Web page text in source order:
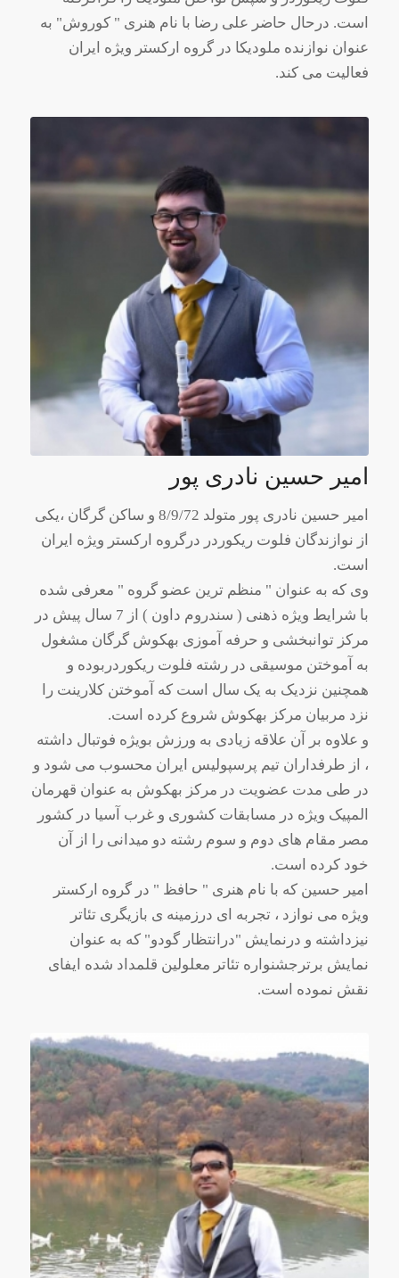
است. درحال حاضر علی رضا با نام هنری " کوروش" به
عنوان نوازنده ملودیکا در گروه ارکستر ویژه ایران
فعالیت می کند.
امیر حسین نادری پور
امیر حسین نادری پور متولد 8/9/72 و ساکن گرگان ،یکی
از نوازندگان فلوت ریکوردر درگروه ارکستر ویژه ایران
است.
وی که به عنوان " منظم ترین عضو گروه " معرفی شده
با شرایط ویژه ذهنی ( سندروم داون ) از 7 سال پیش در
مرکز توانبخشی و حرفه آموزی بهکوش گرگان مشغول
به آموختن موسیقی در رشته فلوت ریکوردربوده و
همچنین نزدیک به یک سال است که آموختن کلارینت را
نزد مربیان مرکز بهکوش شروع کرده است.
و علاوه بر آن علاقه زیادی به ورزش بویژه فوتبال داشته
، از طرفداران تیم پرسپولیس ایران محسوب می شود و
در طی مدت عضویت در مرکز بهکوش به عنوان قهرمان
المپیک ویژه در مسابقات کشوری و غرب آسیا در کشور
مصر مقام های دوم و سوم رشته دو میدانی را از آن
خود کرده است.
امیر حسین که با نام هنری " حافظ " در گروه ارکستر
ویژه می نوازد ، تجربه ای درزمینه ی بازیگری تئاتر
نیزداشته و درنمایش "درانتظار گودو" که به عنوان
نمایش برترجشنواره تئاتر معلولین قلمداد شده ایفای
نقش نموده است.